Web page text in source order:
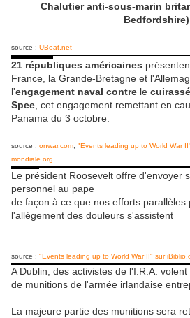
Chalutier anti-sous-marin
Bedfordshire)
source : UBoat.net
21 républiques américaines
France, la Grande-Bretagne et
l'engagement naval contre le
Spee, cet engagement remettant en
Panama du 3 octobre.
source : onwar.com, "Events leading up to World War
mondiale.org
Le président Roosevelt offre d'envoyer
personnel au pape
de façon à ce que nos efforts parallèles
l'allégement des douleurs s'assistent
source : "Events leading up to World War II" sur
A Dublin, des activistes de l'I.R.A.
de munitions de l'armée irlandaise
La majeure partie des munitions sera